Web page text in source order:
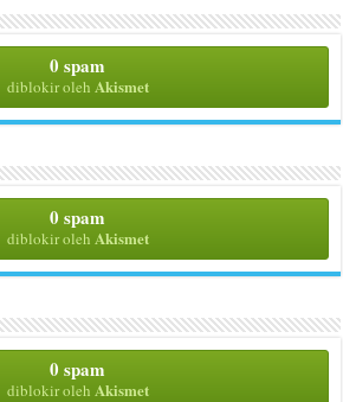
0 spam
diblokir oleh Akismet
0 spam
diblokir oleh Akismet
0 spam
diblokir oleh Akismet